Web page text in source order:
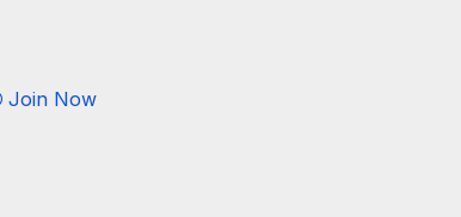
Join Now